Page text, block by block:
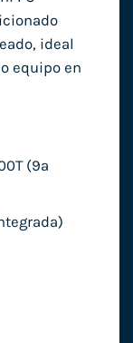
ideal
equipo en
(9ª